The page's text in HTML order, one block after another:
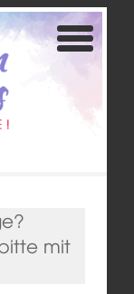
mit